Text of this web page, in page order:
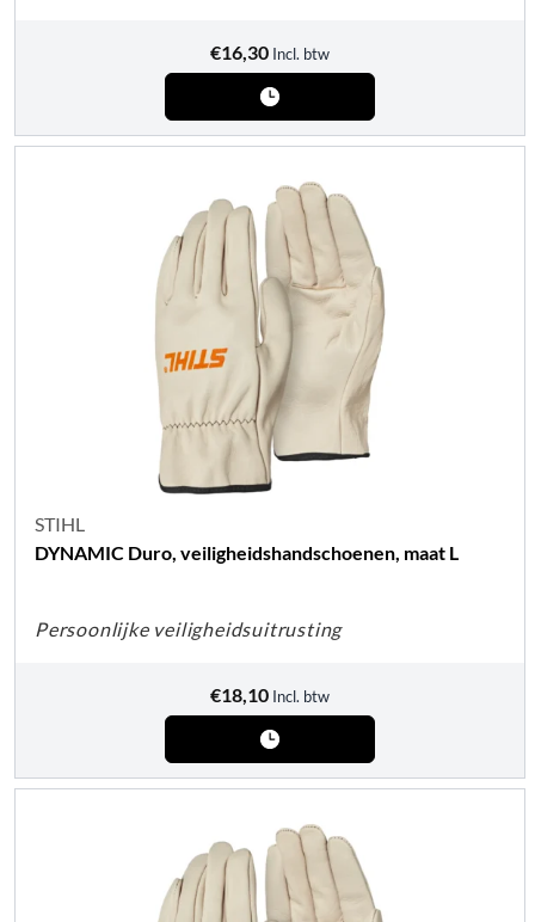
€16,30 Incl. btw
STIHL
DYNAMIC Duro, veiligheidshandschoenen, maat L
Persoonlijke veiligheidsuitrusting
€18,10 Incl. btw